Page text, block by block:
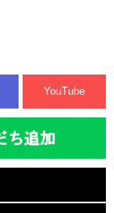
YouTube